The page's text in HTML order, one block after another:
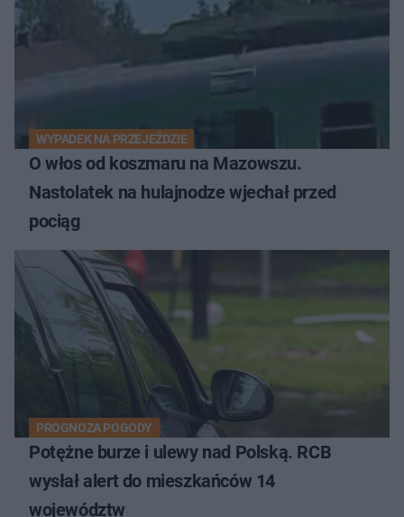
WYPADEK NA PRZEJEŹDZIE
O włos od koszmaru na Mazowszu.
Nastolatek na hulajnodze wjechał przed
pociąg
PROGNOZA POGODY
Potężne burze i ulewy nad Polską. RCB
wysłał alert do mieszkańców 14
województw